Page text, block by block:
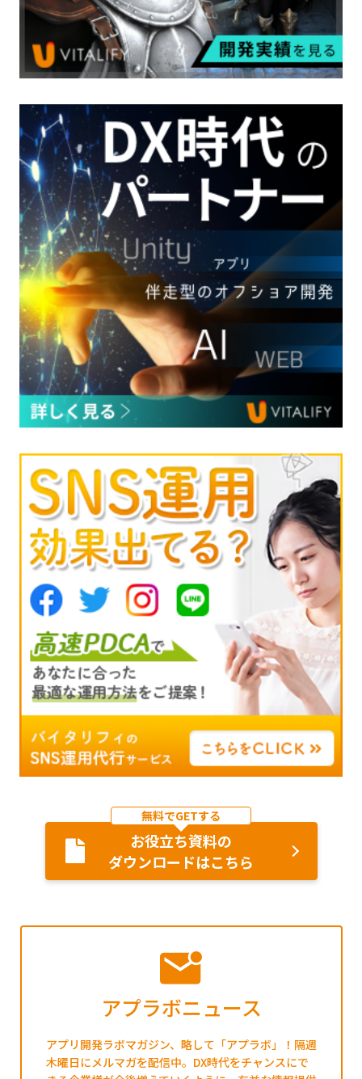
お役立ち資料の
ダウンロードはこちら
無料でGETする
アプラボニュース
アプリ開発ラボマガジン、略して「アプラボ」！隔週
木曜日にメルマガを配信中。DX時代をチャンスにで